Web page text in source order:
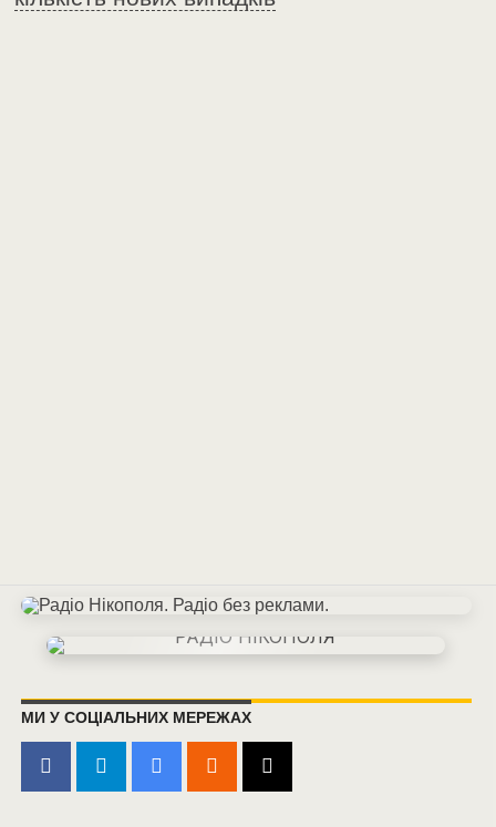
МИ У СОЦІАЛЬНИХ МЕРЕЖАХ